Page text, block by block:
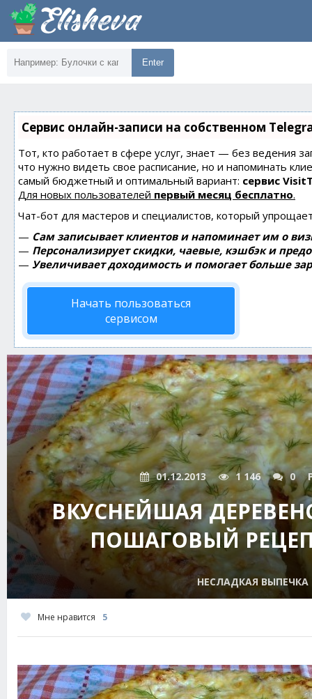
Enter
Сервис онлайн-записи на собственном
Тот, кто работает в сфере услуг, знает — без ведения
что нужно видеть свое расписание, но и напоминать
самый бюджетный и оптимальный вариант: сервис
Для новых пользователей первый месяц бесплатно.
Чат-бот для мастеров и специалистов, который
— Сам записывает клиентов и напоминает им о
— Персонализирует скидки, чаевые, кэшбэк и
— Увеличивает доходимость и помогает больше
Начать пользоваться
сервисом
01.12.2013 1 146 0
ВКУСНЕЙШАЯ
ПОШАГОВЫЙ
НЕСЛАДКАЯ ВЫПЕЧКА
Мне нравится 5